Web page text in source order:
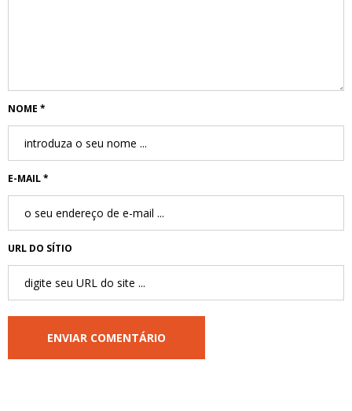
NOME *
E-MAIL *
URL DO SÍTIO